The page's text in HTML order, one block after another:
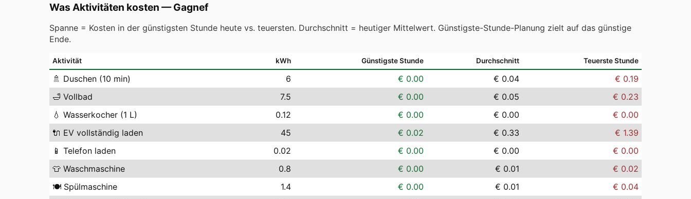
Was Aktivitäten kosten —Gagnef
Spanne = Kosten in der günstigsten Stunde heute vs. teuersten. Durchschnitt = heutiger Mittelwert. Günstigste-Stunde-Planung zielt auf das günstige
Ende.
Aktivität kWh Günstigste Stunde Durchschnitt Teuerste Stunde
🚿 Duschen (10 min) 6 € 0.00 € 0.04
€ 0.19
🛁 Vollbad 7.5 € 0.00 € 0.05
€ 0.23
💧 Wasserkocher (1 L) 0.12 € 0.00 € 0.00
€ 0.00
🔌 EV vollständig laden 45 € 0.02 € 0.33
€ 1.39
📱 Telefon laden 0.02 € 0.00 € 0.00
€ 0.00
👕 Waschmaschine 0.8 € 0.00 € 0.01
€ 0.02
🍽️ Spülmaschine 1.4 € 0.00 € 0.01
€ 0.04